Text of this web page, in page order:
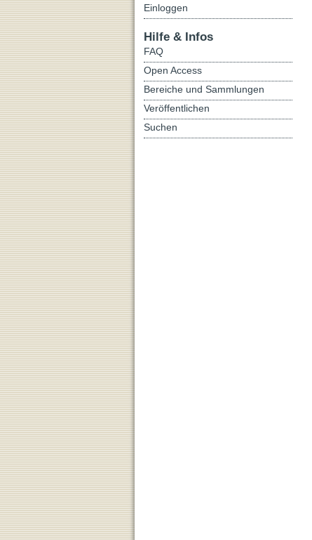
Einloggen
Hilfe & Infos
FAQ
Open Access
Bereiche und Sammlungen
Veröffentlichen
Suchen